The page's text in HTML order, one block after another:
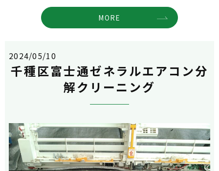
MORE
2024/05/10
千種区富士通ゼネラルエアコン分
解クリーニング